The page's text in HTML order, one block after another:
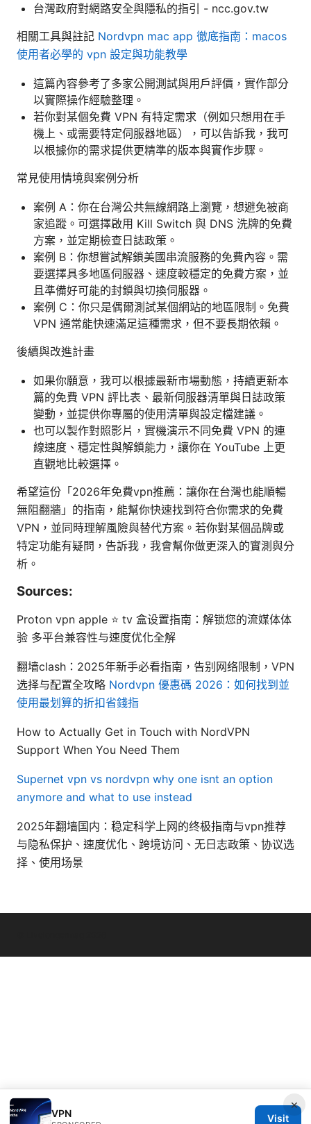
台灣政府對網路安全與隱私的指引 - ncc.gov.tw
相關工具與註記 Nordvpn mac app 徹底指南：macos
使用者必學的 vpn 設定與功能教學
這篇內容參考了多家公開測試與用戶評價，實作部分
以實際操作經驗整理。
若你對某個免費 VPN 有特定需求（例如只想用在手
機上、或需要特定伺服器地區），可以告訴我，我可
以根據你的需求提供更精準的版本與實作步驟。
常見使用情境與案例分析
案例 A：你在台灣公共無線網路上瀏覽，想避免被商
家追蹤。可選擇啟用 Kill Switch 與 DNS 洗牌的免費
方案，並定期檢查日誌政策。
案例 B：你想嘗試解鎖美國串流服務的免費內容。需
要選擇具多地區伺服器、速度較穩定的免費方案，並
且準備好可能的封鎖與切換伺服器。
案例 C：你只是偶爾測試某個網站的地區限制。免費
VPN 通常能快速滿足這種需求，但不要長期依賴。
後續與改進計畫
如果你願意，我可以根據最新市場動態，持續更新本
篇的免費 VPN 評比表、最新伺服器清單與日誌政策
變動，並提供你專屬的使用清單與設定檔建議。
也可以製作對照影片，實機演示不同免費 VPN 的連
線速度、穩定性與解鎖能力，讓你在 YouTube 上更
直觀地比較選擇。
希望這份「2026年免費vpn推薦：讓你在台灣也能順暢
無阻翻牆」的指南，能幫你快速找到符合你需求的免費
VPN，並同時理解風險與替代方案。若你對某個品牌或
特定功能有疑問，告訴我，我會幫你做更深入的實測與分
析。
Sources:
Proton vpn apple ⭐ tv 盒设置指南：解锁您的流媒体体
验 多平台兼容性与速度优化全解
翻墙clash：2025年新手必看指南，告别网络限制，VPN
选择与配置全攻略 Nordvpn 優惠碼 2026：如何找到並
使用最划算的折扣省錢指
How to Actually Get in Touch with NordVPN
Support When You Need Them
Supernet vpn vs nordvpn why one isnt an option
anymore and what to use instead
2025年翻墙国内：稳定科学上网的终极指南与vpn推荐
与隐私保护、速度优化、跨境访问、无日志政策、协议选
择、使用场景
×
VPN Visit